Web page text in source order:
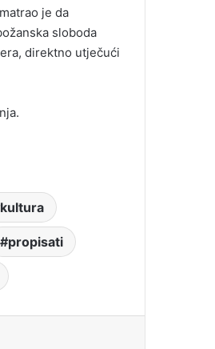
je da
sloboda
direktno utječući
kultura
propisati